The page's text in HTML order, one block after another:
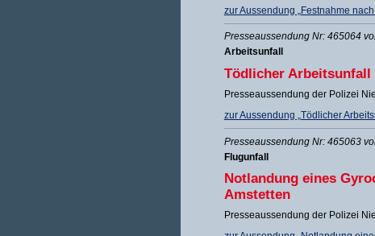
zur Aussendung „Festnahme
Presseaussendung Nr: 465064
Arbeitsunfall
Tödlicher
Presseaussendung der Polizei
zur Aussendung „Tödlicher
Presseaussendung Nr: 465063
Flugunfall
Notlandung eines
Amstetten
Presseaussendung der Polizei